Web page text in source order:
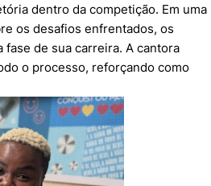
dentro da competição. Em uma
os desafios enfrentados, os
de sua carreira. A cantora
o processo, reforçando como